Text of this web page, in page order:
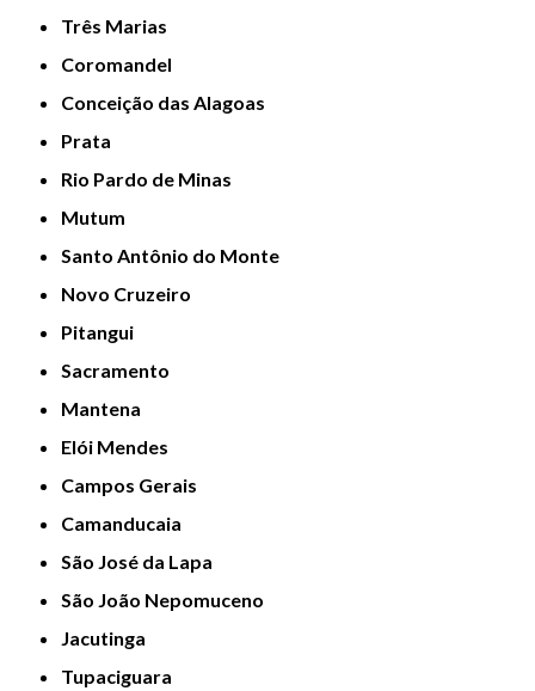
Três Marias
Coromandel
Conceição das Alagoas
Prata
Rio Pardo de Minas
Mutum
Santo Antônio do Monte
Novo Cruzeiro
Pitangui
Sacramento
Mantena
Elói Mendes
Campos Gerais
Camanducaia
São José da Lapa
São João Nepomuceno
Jacutinga
Tupaciguara